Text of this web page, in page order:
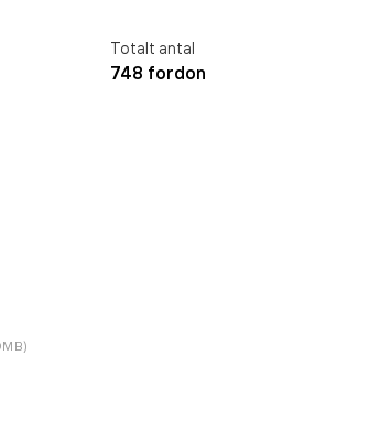
Totalt antal
748 fordon